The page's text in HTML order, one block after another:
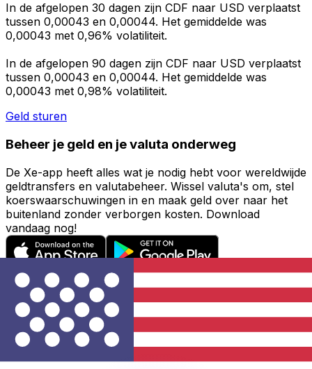
In de afgelopen 30 dagen zijn CDF naar USD verplaatst
tussen 0,00043 en 0,00044. Het gemiddelde was
0,00043 met 0,96% volatiliteit.
In de afgelopen 90 dagen zijn CDF naar USD verplaatst
tussen 0,00043 en 0,00044. Het gemiddelde was
0,00043 met 0,98% volatiliteit.
Geld sturen
Beheer je geld en je valuta onderweg
De Xe-app heeft alles wat je nodig hebt voor wereldwijde
geldtransfers en valutabeheer. Wissel valuta's om, stel
koerswaarschuwingen in en maak geld over naar het
buitenland zonder verborgen kosten. Download
vandaag nog!